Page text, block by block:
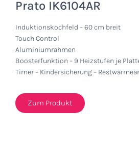
Prato IK6104AR
Induktionskochfeld – 60 cm breit
Touch Control
Aluminiumrahmen
Boosterfunktion – 9 Heizstufen je
Timer – Kindersicherung –
Zum Produkt